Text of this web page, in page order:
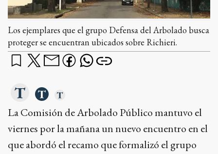
Los ejemplares que el grupo Defensa del Arbolado busca
proteger se encuentran ubicados sobre Richieri.
La Comisión de Arbolado Público mantuvo el
viernes por la mañana un nuevo encuentro en el
que abordó el recamo que formalizó el grupo